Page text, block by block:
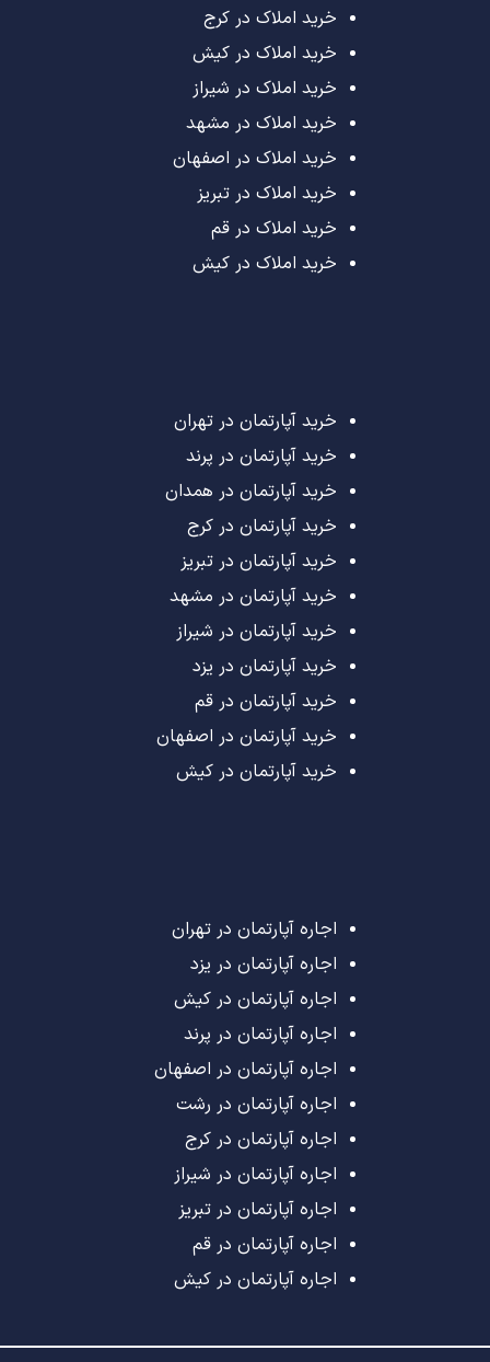
خرید املاک در کرج
خرید املاک در کیش
خرید املاک در شیراز
خرید املاک در مشهد
خرید املاک در اصفهان
خرید املاک در تبریز
خرید املاک در قم
خرید املاک در کیش
خرید آپارتمان در تهران
خرید آپارتمان در پرند
خرید آپارتمان در همدان
خرید آپارتمان در کرج
خرید آپارتمان در تبریز
خرید آپارتمان در مشهد
خرید آپارتمان در شیراز
خرید آپارتمان در یزد
خرید آپارتمان در قم
خرید آپارتمان در اصفهان
خرید آپارتمان در کیش
اجاره آپارتمان در تهران
اجاره آپارتمان در یزد
اجاره آپارتمان در کیش
اجاره آپارتمان در پرند
اجاره آپارتمان در اصفهان
اجاره آپارتمان در رشت
اجاره آپارتمان در کرج
اجاره آپارتمان در شیراز
اجاره آپارتمان در تبریز
اجاره آپارتمان در قم
اجاره آپارتمان در کیش